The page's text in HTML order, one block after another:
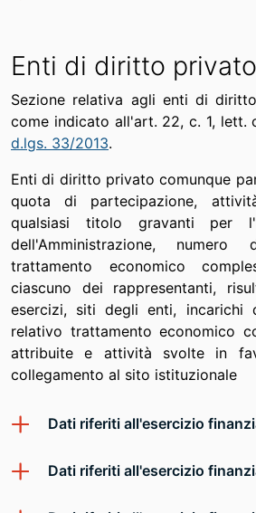
Enti di diritto
Sezione relativa agli enti di
come indicato all'art. 22, c. 1, lett.
d.lgs. 33/2013.
Enti di diritto privato comunque
quota di partecipazione,
qualsiasi titolo gravanti per
dell'Amministrazione, numero
trattamento economico
ciascuno dei rappresentanti,
esercizi, siti degli enti, incarichi
relativo trattamento economico
attribuite e attività svolte in
collegamento al sito istituzionale
Dati riferiti all'esercizio
Dati riferiti all'esercizio